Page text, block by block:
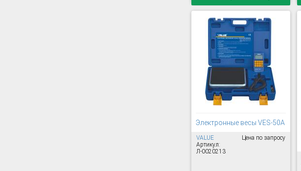
Электронные весы VES-50A
VALUE
Артикул:
Л-0020213
Цена по запросу